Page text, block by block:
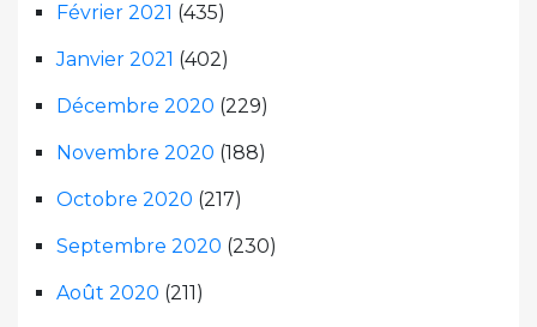
Février 2021 (435)
Janvier 2021 (402)
Décembre 2020 (229)
Novembre 2020 (188)
Octobre 2020 (217)
Septembre 2020 (230)
Août 2020 (211)